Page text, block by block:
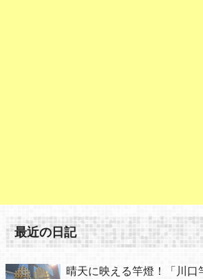
最近の日記
晴天に映える竿燈！「川口